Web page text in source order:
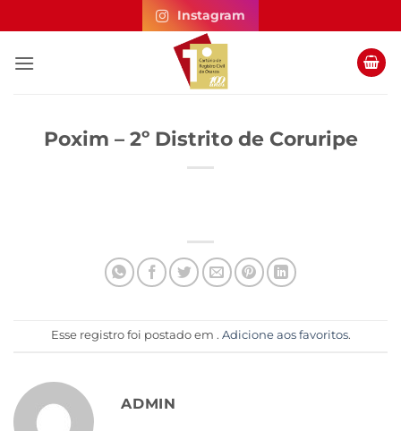
to
content
Instagram
Poxim – 2º Distrito de Coruripe
Esse registro foi postado em . Adicione aos favoritos.
ADMIN